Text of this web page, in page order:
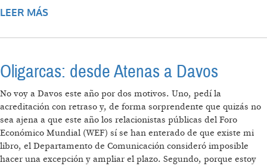
LEER MÁS
Oligarcas: desde Atenas a Davos
No voy a Davos este año por dos motivos. Uno, pedí la
acreditación con retraso y, de forma sorprendente que quizás no
sea ajena a que este año los relacionistas públicas del Foro
Económico Mundial (WEF) sí se han enterado de que existe mi
libro, el Departamento de Comunicación consideró imposible
hacer una excepción y ampliar el plazo. Segundo, porque estoy